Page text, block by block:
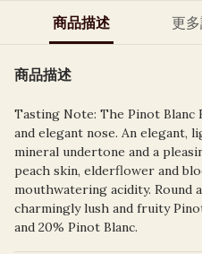
商品描述 更
商品描述
Tasting Note: The Pinot Blanc
and elegant nose. An elegant,
mineral undertone and a
peach skin, elderflower and
mouthwatering acidity. Round
charmingly lush and fruity
and 20% Pinot Blanc.